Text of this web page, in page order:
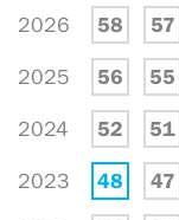
2026 58 57
2025 56 55
2024 52 51
2023 48 47